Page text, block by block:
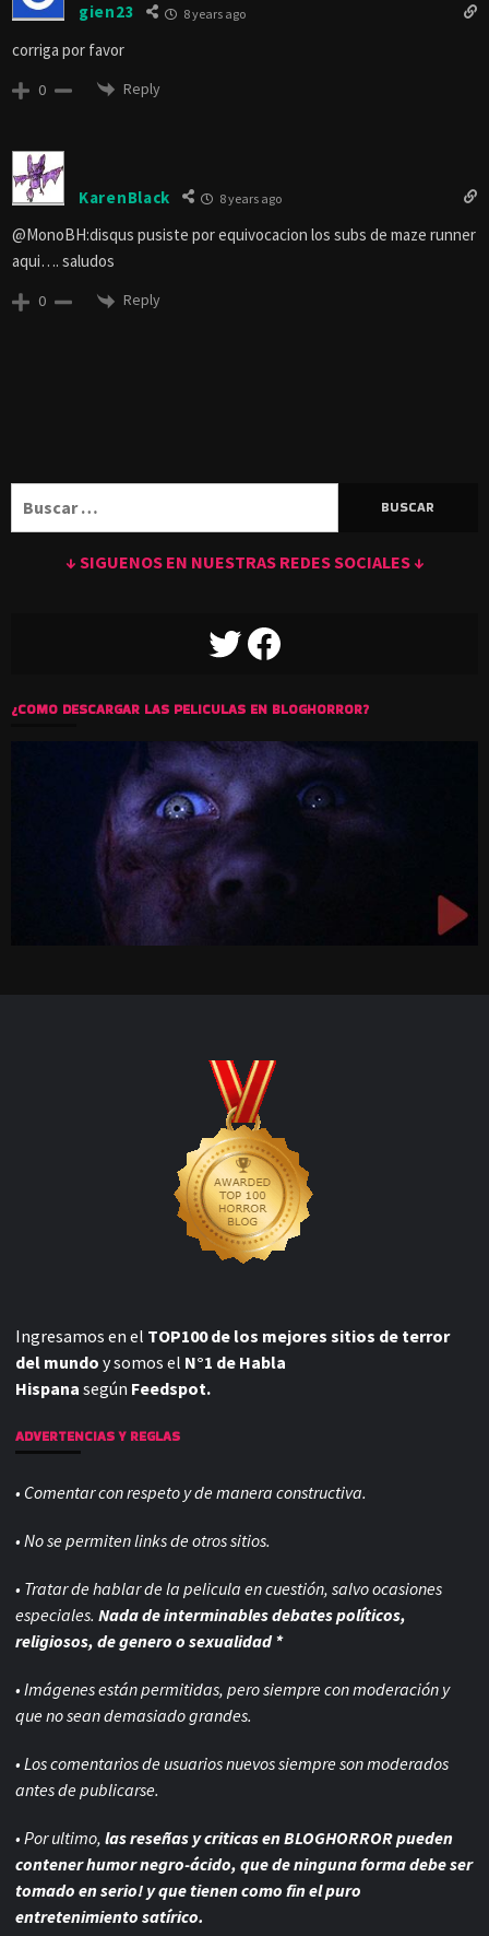
gien23 8 years ago
corriga por favor
0 Reply
KarenBlack 8 years ago
@MonoBH:disqus pusiste por equivocacion los subs de maze runner
aqui…. saludos
0 Reply
↓ SIGUENOS EN NUESTRAS REDES SOCIALES ↓
TWITTERFACEBOOK
¿COMO DESCARGAR LAS PELICULAS EN BLOGHORROR?
Ingresamos en el TOP100 de los mejores sitios de terror
del mundo y somos el N°1 de Habla
Hispana según Feedspot.
ADVERTENCIAS Y REGLAS
• Comentar con respeto y de manera constructiva.
• No se permiten links de otros sitios.
• Tratar de hablar de la pelicula en cuestión, salvo ocasiones
especiales. Nada de interminables debates políticos,
religiosos, de genero o sexualidad *
• Imágenes están permitidas, pero siempre conmoderación y
que no sean demasiado grandes.
• Los comentarios de usuarios nuevos siempre son moderados
antes de publicarse.
• Por ultimo, las reseñas y criticas en BLOGHORROR pueden
contener humor negro-ácido, que de ninguna forma debe ser
tomado en serio! y que tienen como fin el puro
entretenimiento satírico.